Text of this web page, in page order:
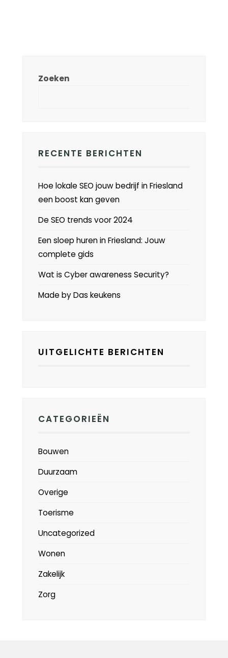
Zoeken
RECENTE BERICHTEN
Hoe lokale SEO jouw bedrijf in Friesland
een boost kan geven
De SEO trends voor 2024
Een sloep huren in Friesland: Jouw
complete gids
Wat is Cyber awareness Security?
Made by Das keukens
UITGELICHTE BERICHTEN
CATEGORIEËN
Bouwen
Duurzaam
Overige
Toerisme
Uncategorized
Wonen
Zakelijk
Zorg